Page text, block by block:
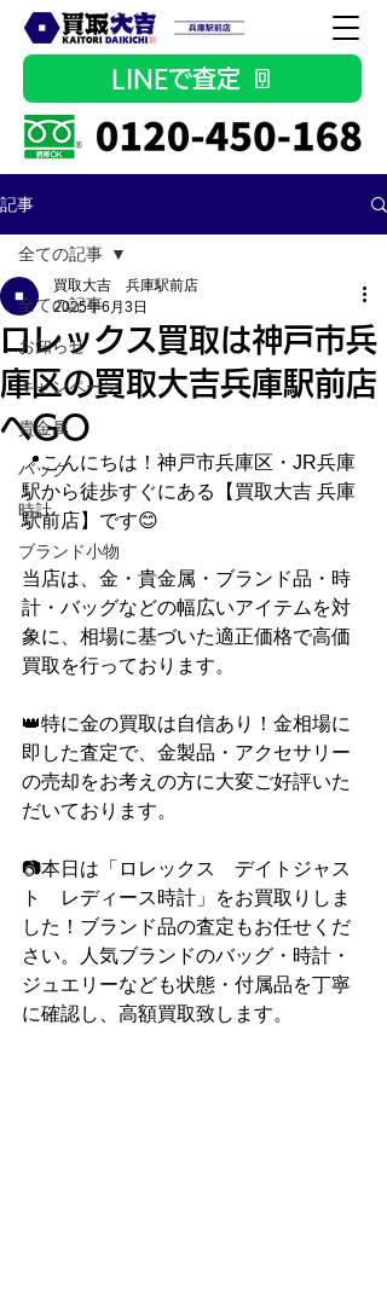
LINEで査定
記事
全ての記事
お知らせ
キャンペーン
貴金属
バッグ
時計
ブランド小物
全ての記事
ロレックス買取は神戸市兵
庫区の買取大吉兵庫駅前店
へGO
買取大吉 兵庫駅前店
2025年6月3日
📍こんにちは！神戸市兵庫区・JR兵庫
駅から徒歩すぐにある【買取大吉 兵庫
駅前店】です😊
当店は、金・貴金属・ブランド品・時
計・バッグなどの幅広いアイテムを対
象に、相場に基づいた適正価格で高価
買取を行っております。
👑特に金の買取は自信あり！金相場に
即した査定で、金製品・アクセサリー
の売却をお考えの方に大変ご好評いた
だいております。
📷本日は「ロレックス　デイトジャス
ト　レディース時計」をお買取りしま
した！ブランド品の査定もお任せくだ
さい。人気ブランドのバッグ・時計・
ジュエリーなども状態・付属品を丁寧
に確認し、高額買取致します。